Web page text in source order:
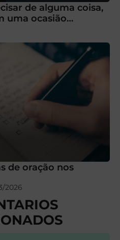
de alguma coisa,
uma ocasião…
de oração nos
2026